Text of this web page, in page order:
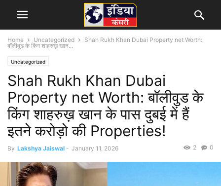
Home Uncategorized
Shah Rukh Khan Dubai Property net Worth:
बॉलीवुड के किंग शाहरुख़ खान...
Uncategorized
Shah Rukh Khan Dubai
Property net Worth: बॉलीवुड के
किंग शाहरुख़ खान के पास दुबई में हैं
इतने करोड़ो की Properties!
By Lakshya Jaiswal - January 11, 2026 0
2